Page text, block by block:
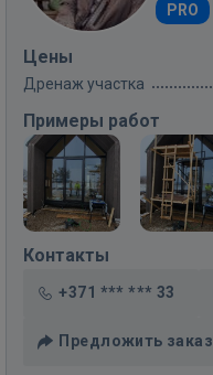
PRO
Цены
Дренаж участка
Примеры работ
Контакты
+371 *** *** 33
Предложить заказ